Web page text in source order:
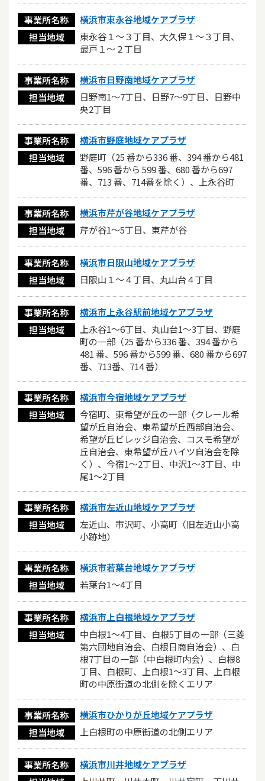
事業所名称
横浜市東永谷地域ケアプラザ
担当地域
東永谷１〜３丁目、大久保１〜３丁目、
最戸１〜２丁目
事業所名称
横浜市日野南地域ケアプラザ
担当地域
日野南1～7丁目、日野7～9丁目、日野中
央2丁目
事業所名称
横浜市野庭地域ケアプラザ
担当地域
野庭町（25 番から336 番、394 番から481
番、596 番から 599 番、680 番から697
番、713 番、714番を除く）、上永谷町
事業所名称
横浜市芹が谷地域ケアプラザ
担当地域
芹が谷1～5丁目、東芹が谷
事業所名称
横浜市日限山地域ケアプラザ
担当地域
日限山１〜４丁目、丸山台４丁目
事業所名称
横浜市上永谷駅前地域ケアプラザ
担当地域
上永谷1〜6丁目、丸山台1〜3丁目、野庭
町の一部（25 番から336 番、394 番から
481 番、596 番から599 番、680 番から697
番、713番、714 番）
事業所名称
横浜市今宿地域ケアプラザ
担当地域
今宿町、東希望が丘の一部（クレール希
望が丘自治会、東希望が丘西部自治会、
希望が丘ビレッジ自治会、コスモ希望が
丘自治会、東希望が丘ハイツ自治会を除
く）、今宿1～2丁目、中沢1～3丁目、中
尾1～2丁目
事業所名称
横浜市左近山地域ケアプラザ
担当地域
左近山、市沢町、小高町（旧左近山小高
小跡地）
事業所名称
横浜市若葉台地域ケアプラザ
担当地域
若葉台1～4丁目
事業所名称
横浜市上白根地域ケアプラザ
担当地域
中白根1～4丁目、白根5丁目の一部（三菱
第六団地自治会、白根日商自治会）、白
根7丁目の一部（中白根町内会）、白根8
丁目、白根町、上白根1～3丁目、上白根
町の中原街道の北側を除くエリア
事業所名称
横浜市ひかりが丘地域ケアプラザ
担当地域
上白根町の中原街道の北側エリア
事業所名称
横浜市川井地域ケアプラザ